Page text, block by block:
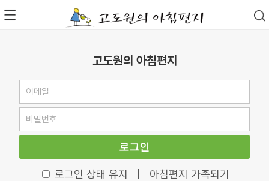
고도원의 아침편지
로그인
로그인 상태 유지 아침편지 가족되기